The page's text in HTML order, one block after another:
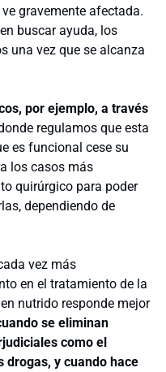
gravemente afectada.
buscar ayuda, los
una vez que se alcanza
por ejemplo, a través
regulamos que esta
es funcional cese su
los casos más
quirúrgico para poder
dependiendo de
vez más
en el tratamiento de la
nutrido responde mejor
se eliminan
como el
drogas, y cuando hace